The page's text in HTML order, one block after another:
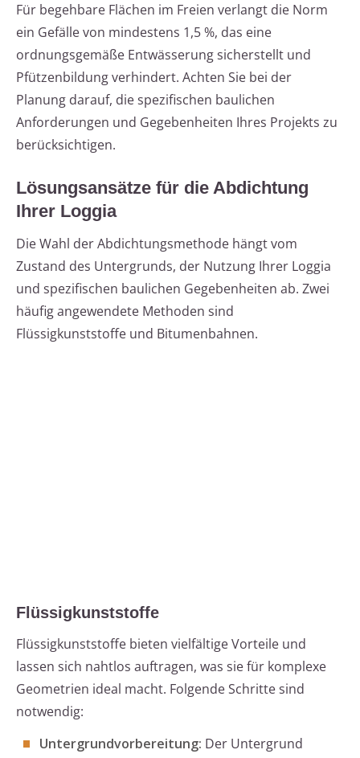
Für begehbare Flächen im Freien verlangt die Norm
ein Gefälle von mindestens 1,5 %, das eine
ordnungsgemäße Entwässerung sicherstellt und
Pfützenbildung verhindert. Achten Sie bei der
Planung darauf, die spezifischen baulichen
Anforderungen und Gegebenheiten Ihres Projekts zu
berücksichtigen.
Lösungsansätze für die Abdichtung
Ihrer Loggia
Die Wahl der Abdichtungsmethode hängt vom
Zustand des Untergrunds, der Nutzung Ihrer Loggia
und spezifischen baulichen Gegebenheiten ab. Zwei
häufig angewendete Methoden sind
Flüssigkunststoffe und Bitumenbahnen.
Flüssigkunststoffe
Flüssigkunststoffe bieten vielfältige Vorteile und
lassen sich nahtlos auftragen, was sie für komplexe
Geometrien ideal macht. Folgende Schritte sind
notwendig:
Untergrundvorbereitung: Der Untergrund